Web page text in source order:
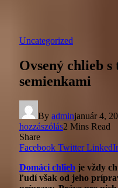
Uncategorized
Ovsený chlieb
semienkami
By adminjanuár 4,
hozzászólás2 Mins Read
Share
Facebook Twitter
Domáci chlieb je vždy
ľudí však od jeho